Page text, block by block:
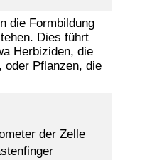
die Formbildung
Dies führt
Herbiziden, die
oder Pflanzen, die
der Zelle